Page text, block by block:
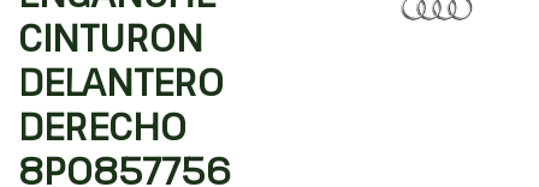
CINTURON
DELANTERO
DERECHO
8P0857756